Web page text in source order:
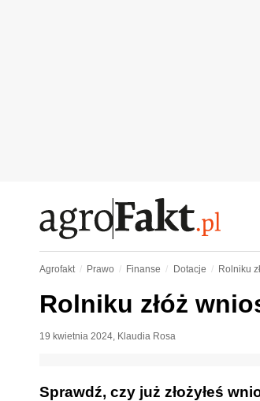
Agrofakt Prawo Finanse Dotacje Rolniku
Rolniku złóż
19 kwietnia 2024, Klaudia Rosa
Sprawdź, czy już złożyłeś